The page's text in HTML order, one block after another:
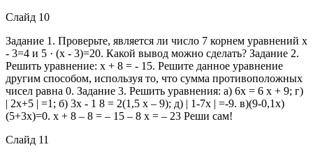
Слайд 10
Задание 1. Проверьте, является ли число 7 корнем уравнений х
- 3=4 и 5 · (х - 3)=20. Какой вывод можно сделать? Задание 2.
Решить уравнение: х + 8 = - 15. Решите данное уравнение
другим способом, используя то, что сумма противоположных
чисел равна 0. Задание 3. Решить уравнения: а) 6х = 6 х + 9; г)
| 2x+5 | =1; б) 3х - 1 8 = 2(1,5 х – 9); д) | 1-7x | =-9. в)(9-0,1х)
(5+3х)=0. x + 8 – 8 = – 15 – 8 x = – 23 Реши сам!
Слайд 11